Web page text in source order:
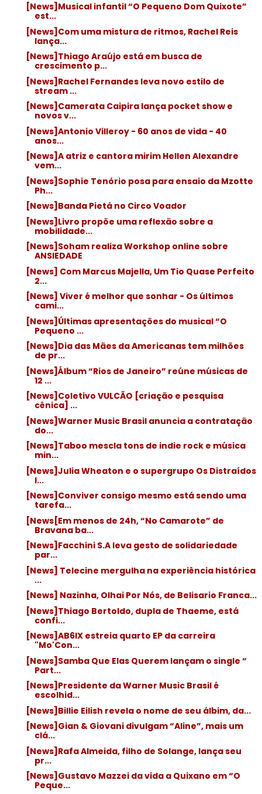
[News]Musical infantil “O Pequeno Dom Quixote”
est...
[News]Com uma mistura de ritmos, Rachel Reis
lança...
[News]Thiago Araújo está em busca de
crescimento p...
[News]Rachel Fernandes leva novo estilo de
stream ...
[News]Camerata Caipira lança pocket show e
novos v...
[News]Antonio Villeroy - 60 anos de vida - 40
anos...
[News]A atriz e cantora mirim Hellen Alexandre
vem...
[News]Sophie Tenório posa para ensaio da Mzotte
Ph...
[News]Banda Pietá no Circo Voador
[News]Livro propõe uma reflexão sobre a
mobilidade...
[News]Soham realiza Workshop online sobre
ANSIEDADE
[News] Com Marcus Majella, Um Tio Quase Perfeito
2...
[News] Viver é melhor que sonhar - Os últimos
cami...
[News]Últimas apresentações do musical “O
Pequeno ...
[News]Dia das Mães da Americanas tem milhões
de pr...
[News]Álbum “Rios de Janeiro” reúne músicas de
12 ...
[News]Coletivo VULCÃO [criação e pesquisa
cênica] ...
[News]Warner Music Brasil anuncia a contratação
do...
[News]Taboo mescla tons de indie rock e música
min...
[News]Julia Wheaton e o supergrupo Os Distraídos
l...
[News]Conviver consigo mesmo está sendo uma
tarefa...
[News[Em menos de 24h, “No Camarote” de
Bravana ba...
[News]Facchini S.A leva gesto de solidariedade
par...
[News] Telecine mergulha na experiência histórica
...
[News] Nazinha, Olhai Por Nós, de Belisario Franca...
[News]Thiago Bertoldo, dupla de Thaeme, está
confi...
[News]AB6IX estreia quarto EP da carreira
"Mo'Con...
[News]Samba Que Elas Querem lançam o single “
Part...
[News]Presidente da Warner Music Brasil é
escolhid...
[News]Billie Eilish revela o nome de seu álbim, da...
[News]Gian & Giovani divulgam “Aline”, mais um
clá...
[News]Rafa Almeida, filho de Solange, lança seu
pr...
[News]Gustavo Mazzei da vida a Quixano em “O
Peque...